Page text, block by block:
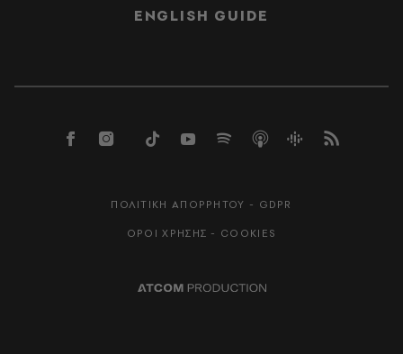
ENGLISH GUIDE
ΠΟΛΙΤΙΚΗ ΑΠΟΡΡΗΤΟΥ - GDPR
ΟΡΟΙ ΧΡΗΣΗΣ - COOKIES